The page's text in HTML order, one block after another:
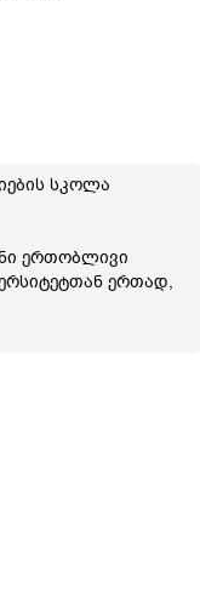
სკოლა
ერთობლივი
ერთად,